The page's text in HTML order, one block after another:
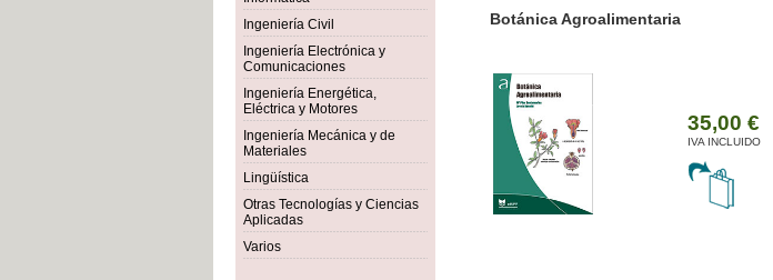
Ingeniería Civil
Ingeniería Electrónica y
Comunicaciones
Ingeniería Energética,
Eléctrica y Motores
Ingeniería Mecánica y de
Materiales
Lingüística
Otras Tecnologías y Ciencias
Aplicadas
Varios
Botánica Agroalimentaria
35,00 €
IVA INCLUIDO